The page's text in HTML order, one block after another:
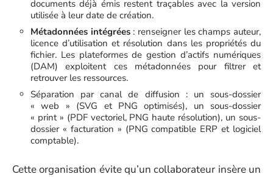
documents déjà émis restent traçables avec la version
utilisée à leur date de création.
Métadonnées intégrées: renseigner les champs auteur,
licence d’utilisation et résolution dans les propriétés du
fichier. Les plateformes de gestion d’actifs numériques
(DAM) exploitent ces métadonnées pour filtrer et
retrouver les ressources.
Séparation par canal de diffusion : un sous-dossier
« web » (SVG et PNG optimisés), un sous-dossier
« print » (PDF vectoriel, PNG haute résolution), un sous-
dossier « facturation » (PNG compatible ERP et logiciel
comptable).
Cette organisation évite qu’un collaborateur insère un